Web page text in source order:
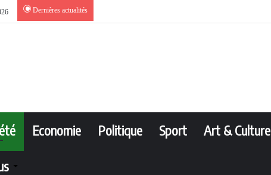
Dernières actualités
Economie Politique Sport Art & Culture